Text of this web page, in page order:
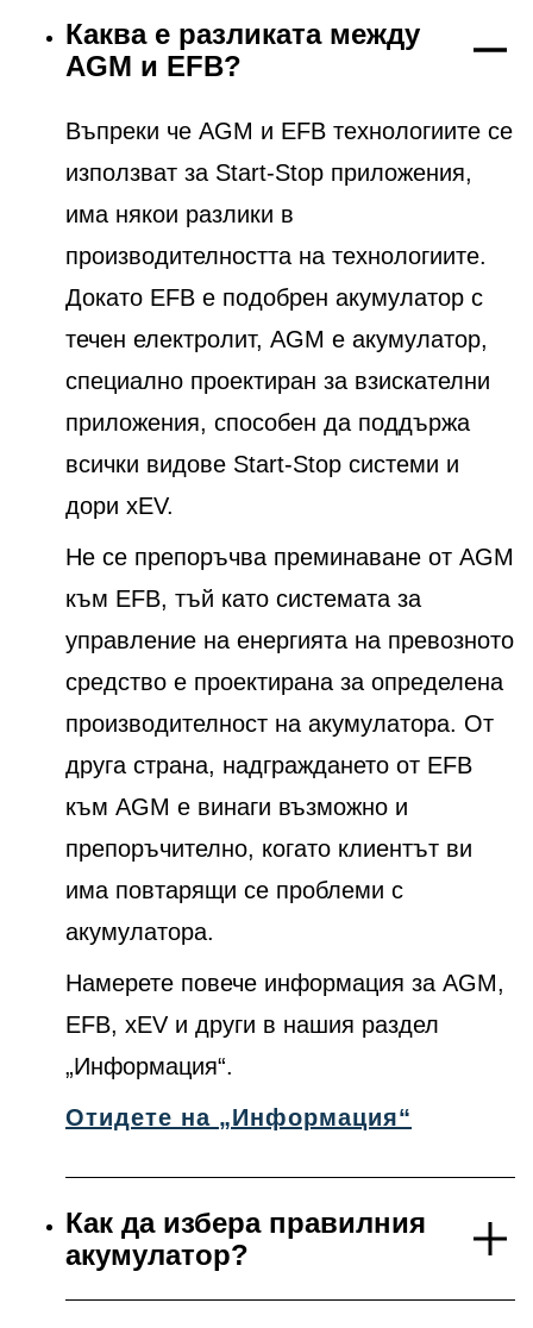
Каква е разликата между
AGM и EFB?
Въпреки че AGM и EFB технологиите се
използват за Start-Stop приложения,
има някои разлики в
производителността на технологиите.
Докато EFB е подобрен акумулатор с
течен електролит, AGM е акумулатор,
специално проектиран за взискателни
приложения, способен да поддържа
всички видове Start-Stop системи и
дори xEV.
Не се препоръчва преминаване от AGM
към EFB, тъй като системата за
управление на енергията на превозното
средство е проектирана за определена
производителност на акумулатора. От
друга страна, надграждането от EFB
към AGM е винаги възможно и
препоръчително, когато клиентът ви
има повтарящи се проблеми с
акумулатора.
Намерете повече информация за AGM,
EFB, xEV и други в нашия раздел
„Информация“.
Отидете на „Информация“
Как да избера правилния
акумулатор?